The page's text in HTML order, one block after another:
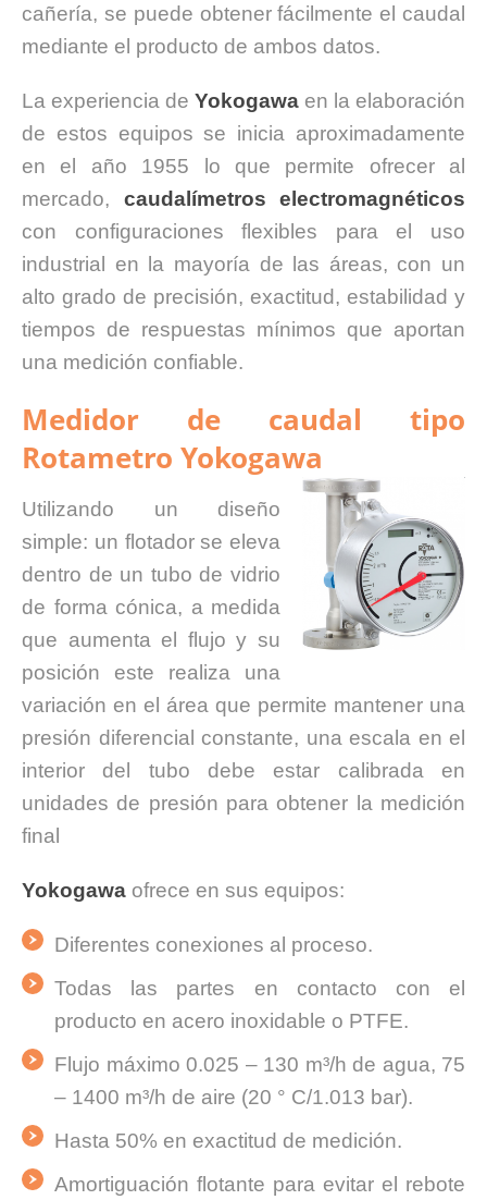
cañería, se puede obtener fácilmente el caudal
mediante el producto de ambos datos.
La experiencia de Yokogawa en la elaboración
de estos equipos se inicia aproximadamente
en el año 1955 lo que permite ofrecer al
mercado, caudalímetros electromagnéticos
con configuraciones flexibles para el uso
industrial en la mayoría de las áreas, con un
alto grado de precisión, exactitud, estabilidad y
tiempos de respuestas mínimos que aportan
una medición confiable.
Medidor de caudal tipo
Rotametro Yokogawa
Utilizando un diseño
simple: un flotador se eleva
dentro de un tubo de vidrio
de forma cónica, a medida
que aumenta el flujo y su
posición este realiza una
variación en el área que permite mantener una
presión diferencial constante, una escala en el
interior del tubo debe estar calibrada en
unidades de presión para obtener la medición
final
Yokogawa ofrece en sus equipos:
Diferentes conexiones al proceso.
Todas las partes en contacto con el
producto en acero inoxidable o PTFE.
Flujo máximo 0.025 – 130 m³/h de agua, 75
– 1400 m³/h de aire (20 ° C/1.013 bar).
Hasta 50% en exactitud de medición.
Amortiguación flotante para evitar el rebote